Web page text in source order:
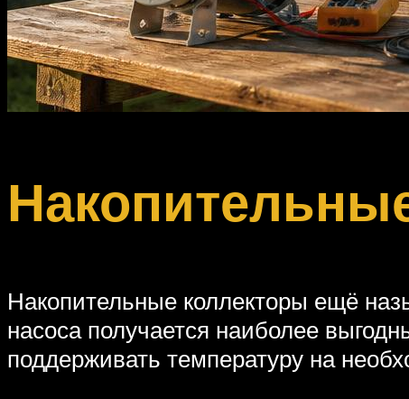
Накопительные коллекторы ещё
насоса получается наиболее
поддерживать температуру на